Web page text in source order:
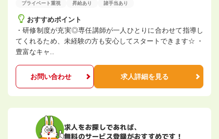
プライベート重視 昇給あり 諸手当あり
おすすめポイント
・研修制度が充実◎専任講師が一人ひとりに合わせて指導し
てくれるため、未経験の方も安心してスタートできます☆ ・
豊富なキャ…
お問い合わせ 求人詳細を見る
求人をお探しであれば、
無料のサービス登録がおすすめです！